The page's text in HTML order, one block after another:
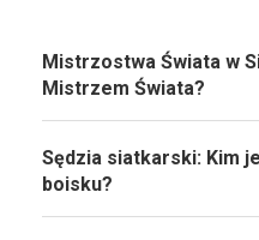
Mistrzostwa Świata w
Mistrzem Świata?
Sędzia siatkarski: Kim
boisku?